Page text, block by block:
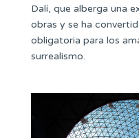
Dalí, que alberga una
obras y se ha
obligatoria para los
surrealismo.